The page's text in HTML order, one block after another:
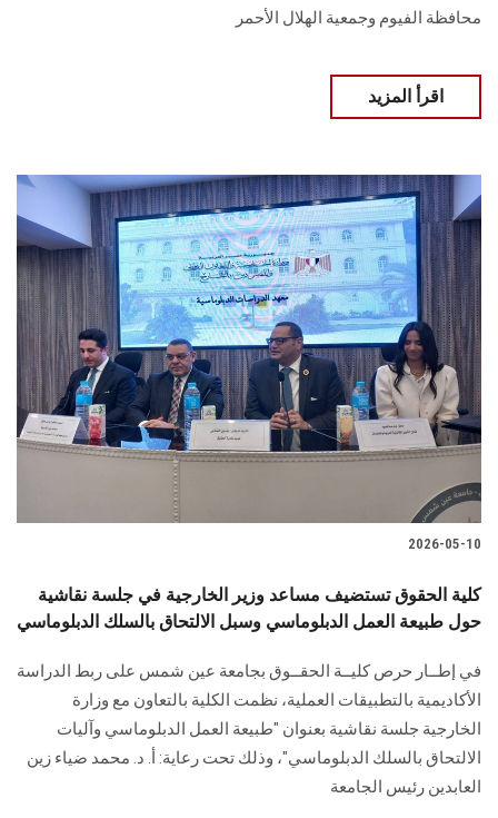
محافظة الفيوم وجمعية الهلال الأحمر
اقرأ المزيد
2026-05-10
كلية الحقوق تستضيف مساعد وزير الخارجية في جلسة نقاشية
حول طبيعة العمل الدبلوماسي وسبل الالتحاق بالسلك الدبلوماسي
في إطــار حرص كليــة الحقــوق بجامعة عين شمس على ربط الدراسة
الأكاديمية بالتطبيقات العملية، نظمت الكلية بالتعاون مع وزارة
الخارجية جلسة نقاشية بعنوان "طبيعة العمل الدبلوماسي وآليات
الالتحاق بالسلك الدبلوماسي"، وذلك تحت رعاية: أ. د. محمد ضياء زين
العابدين رئيس الجامعة